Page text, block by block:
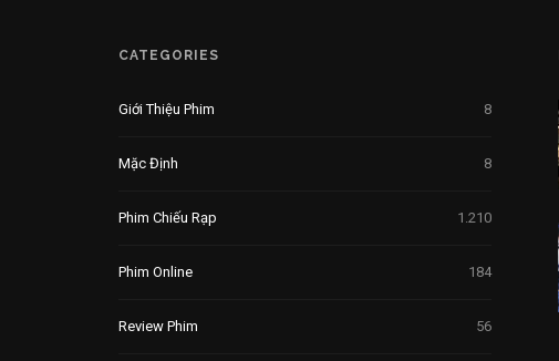
CATEGORIES
Giới Thiệu Phim 8
Mặc Định 8
Phim Chiếu Rạp 1.210
Phim Online 184
Review Phim 56